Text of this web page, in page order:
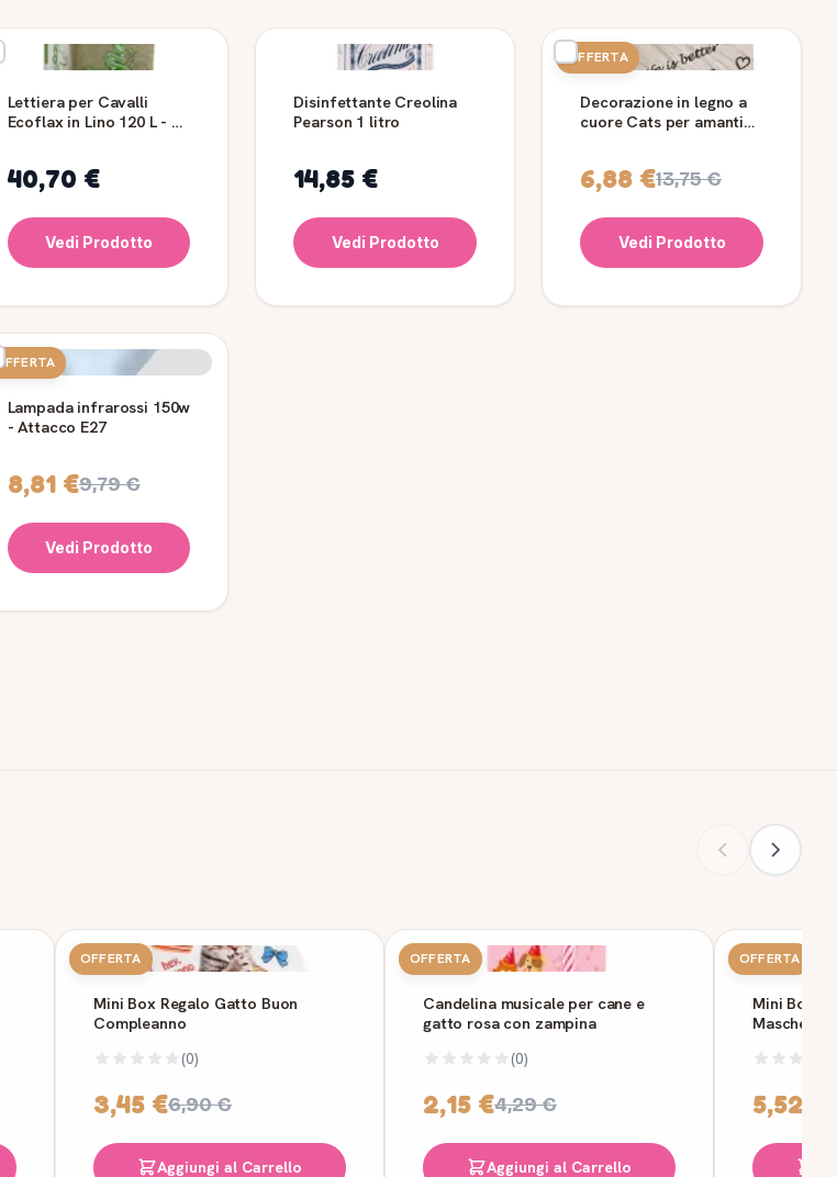
Lettiera per Cavalli
Ecoflax in Lino 120 L - 20
40,70 €
Vedi Prodotto
Disinfettante Creolina
Pearson 1 litro
14,85 €
Vedi Prodotto
OFFERTA
Decorazione in legno a
cuore Cats per amanti
6,88 €13,75 €
Vedi Prodotto
OFFERTA
Lampada infrarossi 150w
- Attacco E27
8,81 €9,79 €
Vedi Prodotto
OFFERTA
Mini Box Regalo Gatto Buon
Compleanno
(0)
3,45 €6,90 €
Aggiungi al Carrello
OFFERTA
Candelina musicale per cane e
gatto rosa con zampina
(0)
2,15 €4,29 €
Aggiungi al Carrello
OFFERTA
Mini Box
Maschera
5,52 €